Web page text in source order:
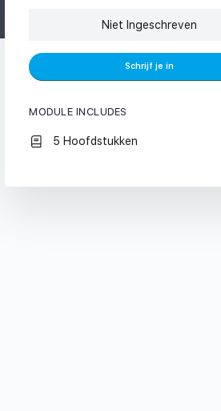
Niet Ingeschreven
Schrijf je in
MODULE INCLUDES
5 Hoofdstukken